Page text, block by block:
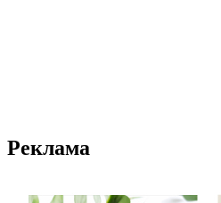
Реклама